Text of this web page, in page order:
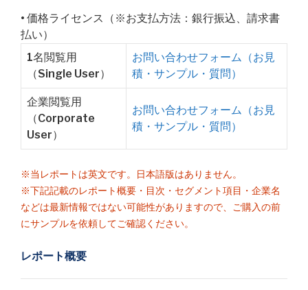
• 価格ライセンス（※お支払方法：銀行振込、請求書
払い）
1名閲覧用
（Single User）
お問い合わせフォーム（お見
積・サンプル・質問）
企業閲覧用
（Corporate
User）
お問い合わせフォーム（お見
積・サンプル・質問）
※当レポートは英文です。日本語版はありません。
※下記記載のレポート概要・目次・セグメント項目・企業名
などは最新情報ではない可能性がありますので、ご購入の前
にサンプルを依頼してご確認ください。
レポート概要